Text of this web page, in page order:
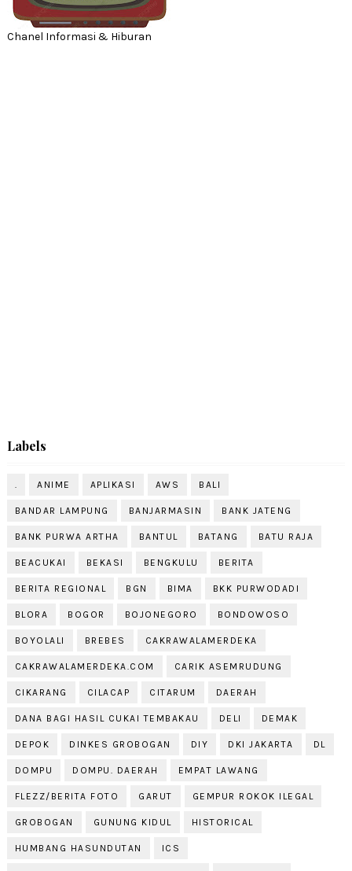
Chanel Informasi & Hiburan
Labels
ANIME APLIKASI AWS BALI
BANDAR LAMPUNG BANJARMASIN BANK JATENG
BANK PURWA ARTHA BANTUL BATANG BATU RAJA
BEACUKAI BEKASI BENGKULU BERITA
BERITA REGIONAL BGN BIMA BKK PURWODADI
BLORA BOGOR BOJONEGORO BONDOWOSO
BOYOLALI BREBES CAKRAWALAMERDEKA
CAKRAWALAMERDEKA.COM CARIK ASEMRUDUNG
CIKARANG CILACAP CITARUM DAERAH
DANA BAGI HASIL CUKAI TEMBAKAU DELI DEMAK
DEPOK DINKES GROBOGAN DIY DKI JAKARTA DL
DOMPU DOMPU. DAERAH EMPAT LAWANG
FLEZZ/BERITA FOTO GARUT GEMPUR ROKOK ILEGAL
GROBOGAN GUNUNG KIDUL HISTORICAL
HUMBANG HASUNDUTAN ICS